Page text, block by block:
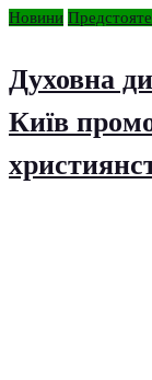
Новини
Духовна
Київ